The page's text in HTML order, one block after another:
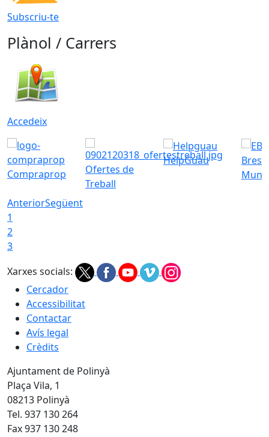
Subscriu-te
Plànol / Carrers
Accedeix
Compraprop
Ofertes de
Treball
HelpGuau
AnteriorSegüent
1
2
3
Xarxes socials:
Cercador
Accessibilitat
Contactar
Avís legal
Crèdits
Ajuntament de Polinyà
Plaça Vila, 1
08213 Polinyà
Tel. 937 130 264
Fax 937 130 248